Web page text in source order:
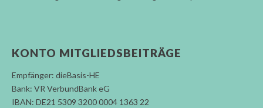
KONTO MITGLIEDSBEITRÄGE
Empfänger: dieBasis-HE
Bank: VR VerbundBank eG
IBAN: DE21 5309 3200 0004 1363 22